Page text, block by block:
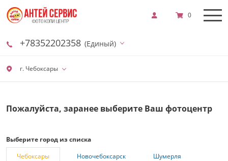
г. Чебоксары
+78352202358 (Единый)
0
Пожалуйста, заранее выберите Ваш фотоцентр
Выберите город из списка
Чебоксары
Новочебоксарск Шумерля